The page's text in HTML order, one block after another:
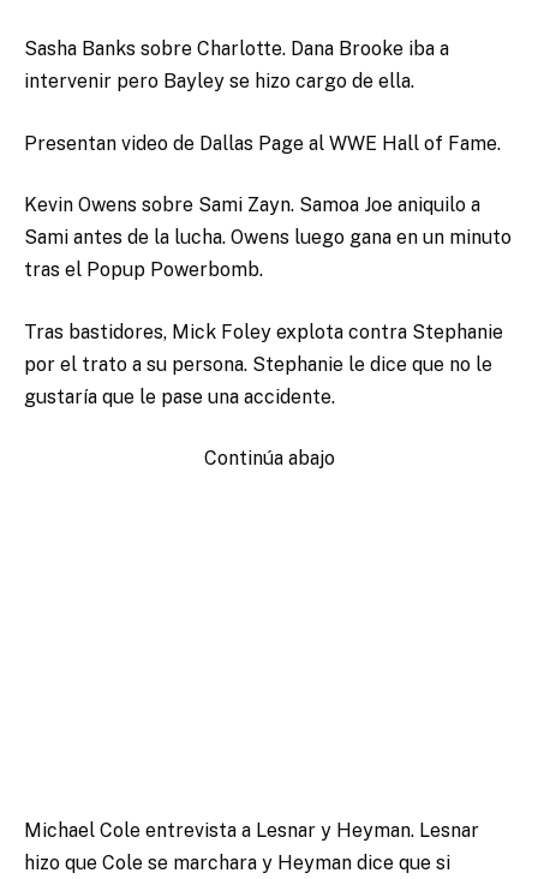
Sasha Banks sobre Charlotte. Dana Brooke iba a
intervenir pero Bayley se hizo cargo de ella.
Presentan video de Dallas Page al WWE Hall of Fame.
Kevin Owens sobre Sami Zayn. Samoa Joe aniquilo a
Sami antes de la lucha. Owens luego gana en un minuto
tras el Popup Powerbomb.
Tras bastidores, Mick Foley explota contra Stephanie
por el trato a su persona. Stephanie le dice que no le
gustaría que le pase una accidente.
Continúa abajo
Michael Cole entrevista a Lesnar y Heyman. Lesnar
hizo que Cole se marchara y Heyman dice que si